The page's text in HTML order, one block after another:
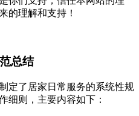
的理解和支持！
总结
定了居家日常服务的系统性规
细则，主要内容如下：